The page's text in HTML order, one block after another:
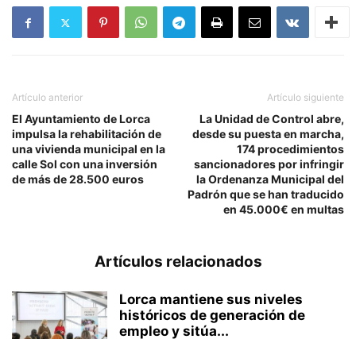
Artículo anterior
El Ayuntamiento de Lorca
impulsa la rehabilitación de
una vivienda municipal en la
calle Sol con una inversión
de más de 28.500 euros
Artículo siguiente
La Unidad de Control abre,
desde su puesta en marcha,
174 procedimientos
sancionadores por infringir
la Ordenanza Municipal del
Padrón que se han traducido
en 45.000€ en multas
Artículos relacionados
Lorca mantiene sus niveles
históricos de generación de
empleo y sitúa...